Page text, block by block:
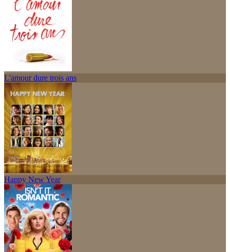
L'amour dure trois ans
Happy New Year